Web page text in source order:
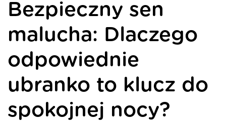
Bezpieczny sen
malucha: Dlaczego
odpowiednie
ubranko to klucz do
spokojnej nocy?